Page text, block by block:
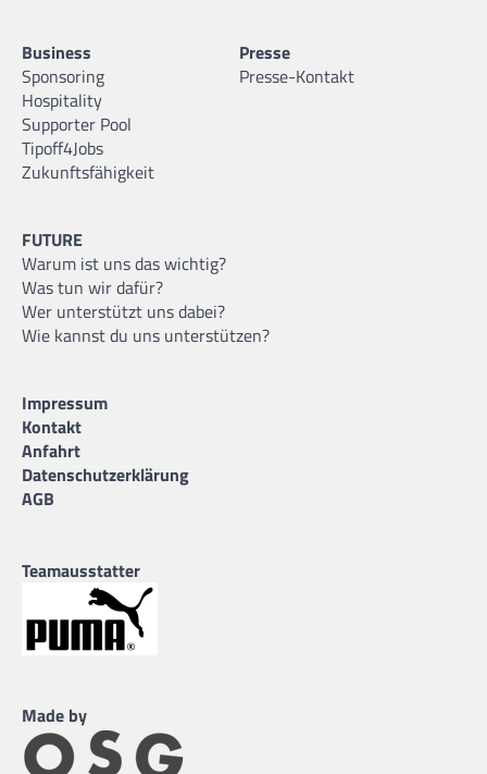
Business
Sponsoring
Hospitality
Supporter Pool
Tipoff4Jobs
Zukunftsfähigkeit
Presse
Presse-Kontakt
FUTURE
Warum ist uns das wichtig?
Was tun wir dafür?
Wer unterstützt uns dabei?
Wie kannst du uns unterstützen?
Impressum
Kontakt
Anfahrt
Datenschutzerklärung
AGB
Teamausstatter
Made by